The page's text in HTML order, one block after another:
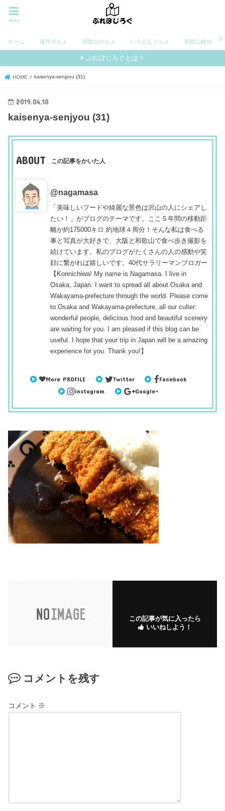
menu
ホーム 泉州グルメ 和歌山グルメ いろんなグルメ 和歌山観光
ぷれぽじろぐとは？
HOME kaisenya-senjyou (31)
2019.04.10
kaisenya-senjyou (31)
ABOUT この記事をかいた人
@nagamasa
「美味しいフードや綺麗な景色は沢山の人にシェアし
たい！」がブログのテーマです。ここ５年間の移動距
離が約175000キロ 約地球４周分！そんな私は食べる
事と写真が大好きで、大阪と和歌山で食べ歩き撮影を
続けています。私のブログがたくさんの人の感動や笑
顔に繋がれば嬉しいです。40代サラリーマンブロガー
【Konnichiwa! My name is Nagamasa. I live in
Osaka, Japan. I want to spread all about Osaka and
Wakayama-prefecture through the world. Please come
to Osaka and Wakayama-prefecture, all our culter:
wonderful people, delicious food and beautiful scenery
are waiting for you. I am pleased if this blog can be
useful. I hope that your trip in Japan will be a amazing
experience for you. Thank you!】
More PROFILE Twitter
Facebook
instagram
Google+
この記事が気に入ったら
いいねしよう！
コメントを残す
コメント ※